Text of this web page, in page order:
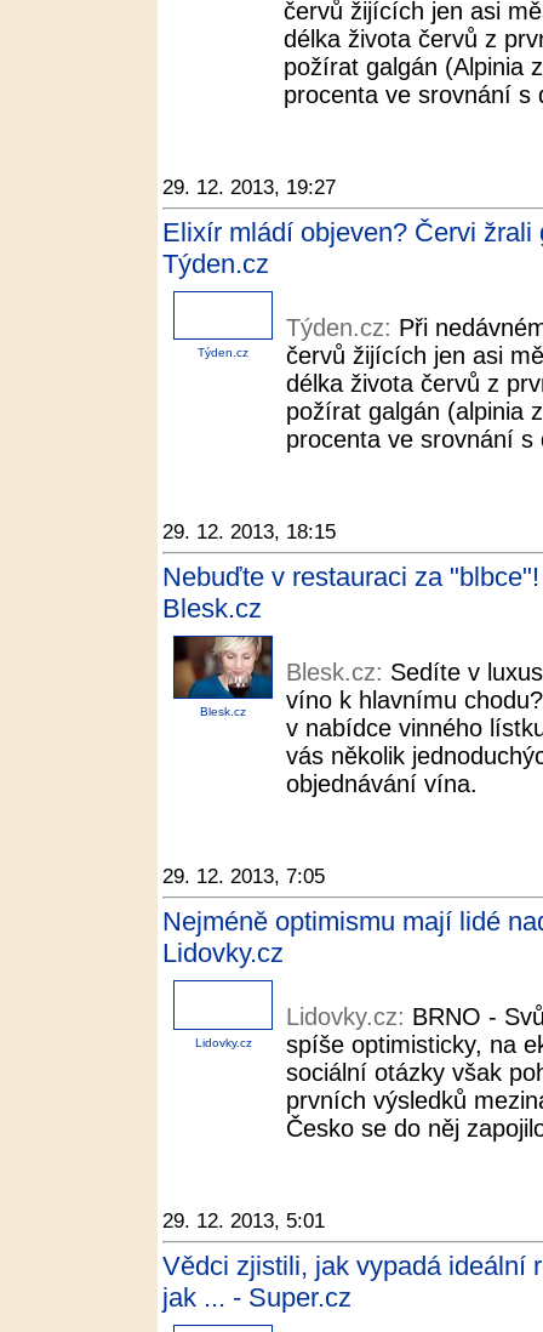
červů žijících jen asi
délka života červů z
požírat galgán (Alpinia
procenta ve srovnání s
29. 12. 2013, 19:27
Elixír mládí objeven? Červi
Týden.cz
Týden.cz
Týden.cz: Při
červů žijících jen asi
délka života červů z
požírat galgán (alpinia
procenta ve srovnání s
29. 12. 2013, 18:15
Nebuďte v restauraci za
Blesk.cz
Blesk.cz
Blesk.cz: Sedíte v
víno k hlavnímu
v nabídce vinného
vás několik
objednávání vína.
29. 12. 2013, 7:05
Nejméně optimismu mají lidé
Lidovky.cz
Lidovky.cz
Lidovky.cz: BRNO -
spíše optimisticky, na
sociální otázky však
prvních výsledků
Česko se do něj
29. 12. 2013, 5:01
Vědci zjistili, jak vypadá ideální
jak ... - Super.cz